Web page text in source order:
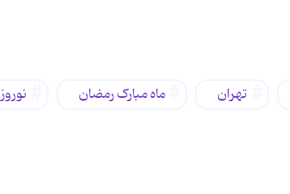
تهران ماه مبارک رمضان نوروز